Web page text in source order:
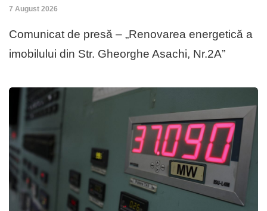
7 August 2026
Comunicat de presă – „Renovarea energetică a
imobilului din Str. Gheorghe Asachi, Nr.2A”